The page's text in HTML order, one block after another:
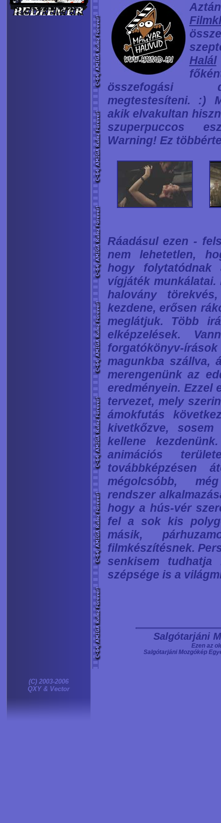
Halál
összefogási
megtestesíteni. :)
akik elvakultan
szuperpuccos
Warning! Ez
Ráadásul ezen -
nem lehetetlen,
hogy
vígjáték munkálatai.
halovány
kezdene, erősen
meglátjuk. Több
elképzelések.
forgatókönyv-
magunkba szállva,
merengenünk az
eredményein. Ezzel
tervezet, mely
ámokfutás
kivetkőzve,
kellene
animációs
továbbképzésen
mégolcsóbb,
rendszer
hogy a hús-vér
fel a sok kis
másik,
filmkészítésnek.
senkisem
szépsége is a
Salgótarjáni
Ezen az
Salgótarjáni Mozgókép
(C) 2003-2006
QXY & Vector